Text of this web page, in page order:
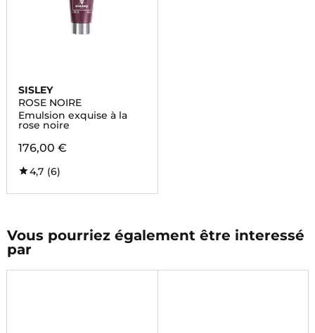
SISLEY
ROSE NOIRE
Emulsion exquise à la
rose noire
176,00 €
4,7 (6)
Vous pourriez également être interessé
par